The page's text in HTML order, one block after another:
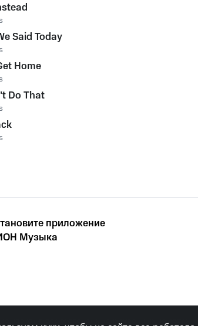
Said Today
Home
Do That
приложение
Музыка
наркотических средств, психотропных